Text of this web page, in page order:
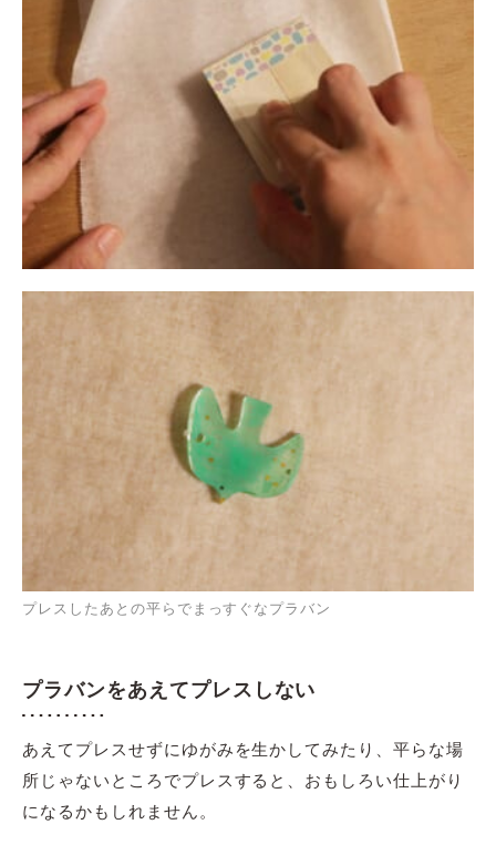
プレスしたあとの平らでまっすぐなプラバン
プラバンをあえてプレスしない
あえてプレスせずにゆがみを生かしてみたり、平らな場
所じゃないところでプレスすると、おもしろい仕上がり
になるかもしれません。